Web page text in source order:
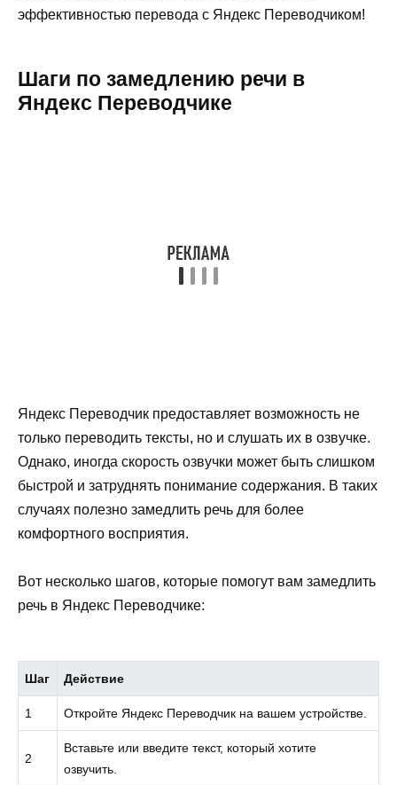
эффективностью перевода с Яндекс Переводчиком!
Шаги по замедлению речи в
Яндекс Переводчике
Яндекс Переводчик предоставляет возможность не
только переводить тексты, но и слушать их в озвучке.
Однако, иногда скорость озвучки может быть слишком
быстрой и затруднять понимание содержания. В таких
случаях полезно замедлить речь для более
комфортного восприятия.
Вот несколько шагов, которые помогут вам замедлить
речь в Яндекс Переводчике:
Шаг Действие
1 Откройте Яндекс Переводчик на вашем устройстве.
2
Вставьте или введите текст, который хотите
озвучить.